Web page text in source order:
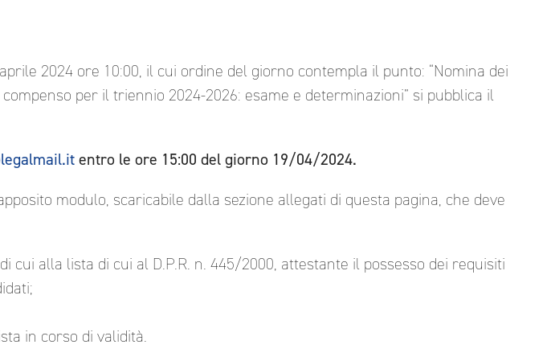
2024 ore 10:00, il cui ordine del giorno contempla il punto: “Nomina dei
per il triennio 2024-2026: esame e determinazioni” si pubblica il
entro le ore 15:00 del giorno 19/04/2024.
modulo, scaricabile dalla sezione allegati di questa pagina, che deve
cui alla lista di cui al D.P.R. n. 445/2000, attestante il possesso dei requisiti
in corso di validità.